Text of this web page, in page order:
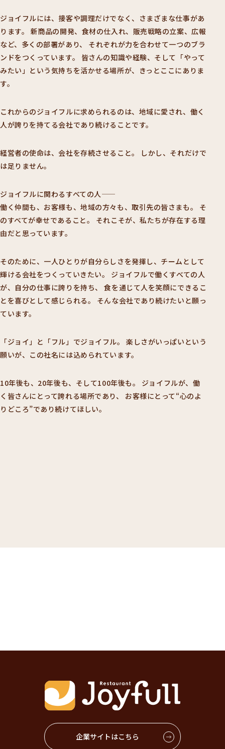
ジョイフルには、接客や調理だけでなく、さまざまな仕事があ
ります。 新商品の開発、食材の仕入れ、販売戦略の立案、広報
など、多くの部署があり、 それぞれが力を合わせて一つのブラ
ンドをつくっています。 皆さんの知識や経験、そして「やって
みたい」という気持ちを活かせる場所が、きっとここにありま
す。
これからのジョイフルに求められるのは、地域に愛され、働く
人が誇りを持てる会社であり続けることです。
経営者の使命は、会社を存続させること。
しかし、それだけで
は足りません。
ジョイフルに関わるすべての人――
働く仲間も、お客様も、地域の方々も、取引先の皆さまも。 そ
のすべてが幸せであること。 それこそが、私たちが存在する理
由だと思っています。
そのために、一人ひとりが自分らしさを発揮し、チームとして
輝ける会社をつくっていきたい。 ジョイフルで働くすべての人
が、自分の仕事に誇りを持ち、食を通じて人を笑顔にできるこ
とを喜びとして感じられる。 そんな会社であり続けたいと願っ
ています。
「ジョイ」と「フル」でジョイフル。楽しさがいっぱいという
願いが、この社名には込められています。
10年後も、20年後も、そして100年後も。 ジョイフルが、働
く皆さんにとって誇れる場所であり、 お客様にとって“心のよ
りどころ”であり続けてほしい。
企業サイトはこちら